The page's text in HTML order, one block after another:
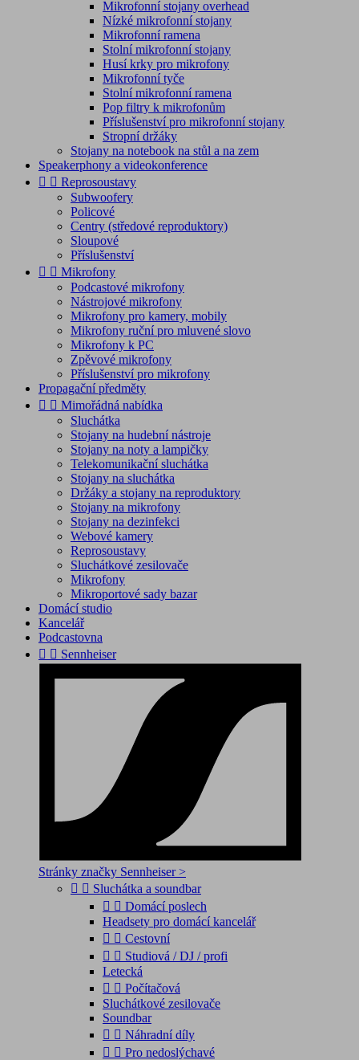
Mikrofonní stojany overhead
Nízké mikrofonní stojany
Mikrofonní ramena
Stolní mikrofonní stojany
Husí krky pro mikrofony
Mikrofonní tyče
Stolní mikrofonní ramena
Pop filtry k mikrofonům
Příslušenství pro mikrofonní stojany
Stropní držáky
Stojany na notebook na stůl a na zem
Speakerphony a videokonference
  Reprosoustavy
Subwoofery
Policové
Centry (středové reproduktory)
Sloupové
Příslušenství
  Mikrofony
Podcastové mikrofony
Nástrojové mikrofony
Mikrofony pro kamery, mobily
Mikrofony ruční pro mluvené slovo
Mikrofony k PC
Zpěvové mikrofony
Příslušenství pro mikrofony
Propagační předměty
  Mimořádná nabídka
Sluchátka
Stojany na hudební nástroje
Stojany na noty a lampičky
Telekomunikační sluchátka
Stojany na sluchátka
Držáky a stojany na reproduktory
Stojany na mikrofony
Stojany na dezinfekci
Webové kamery
Reprosoustavy
Sluchátkové zesilovače
Mikrofony
Mikroportové sady bazar
Domácí studio
Kancelář
Podcastovna
  Sennheiser
Stránky značky Sennheiser >
  Sluchátka a soundbar
  Domácí poslech
Headsety pro domácí kancelář
  Cestovní
  Studiová / DJ / profi
Letecká
  Počítačová
Sluchátkové zesilovače
Soundbar
  Náhradní díly
  Pro nedoslýchavé